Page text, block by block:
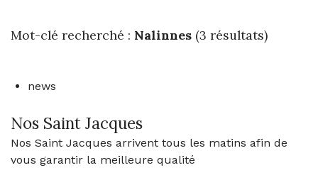
Mot-clé recherché : Nalinnes (3 résultats)
news
Nos Saint Jacques
Nos Saint Jacques arrivent tous les matins afin de
vous garantir la meilleure qualité